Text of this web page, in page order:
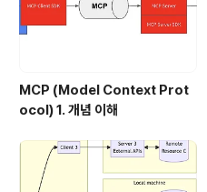
MCP (Model Context Prot
ocol) 1. 개념 이해